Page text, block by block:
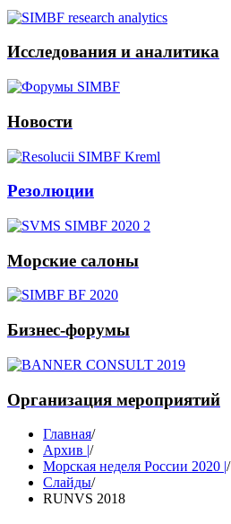
Исследования и аналитика
Новости
Резолюции
Морские салоны
Бизнес-форумы
Организация мероприятий
Главная/
Архив |/
Морская неделя России 2020 |/
Слайды/
RUNVS 2018